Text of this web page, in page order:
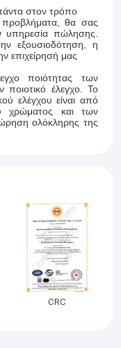
στον τρόπο
θα σας
πώλησης.
εξουσιοδότηση, η
επιχείρησή μας
ποιότητας των
έλεγχο. Το
ελέγχου είναι από
χρώματος και των
ολόκληρης της
CRC